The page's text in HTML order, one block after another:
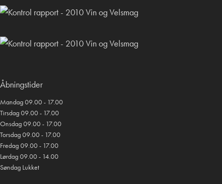
Åbningstider
Mandag 09.00 - 17.00
Tirsdag 09.00 - 17.00
Onsdag 09.00 - 17.00
Torsdag 09.00 - 17.00
Fredag 09.00 - 17.00
Lørdag 09.00 - 14.00
Søndag Lukket